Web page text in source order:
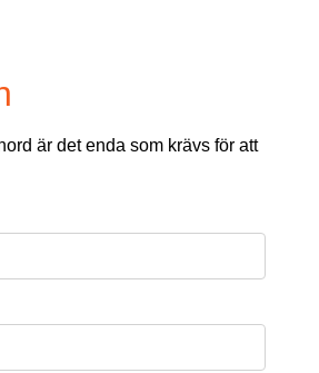
är det enda som krävs för att